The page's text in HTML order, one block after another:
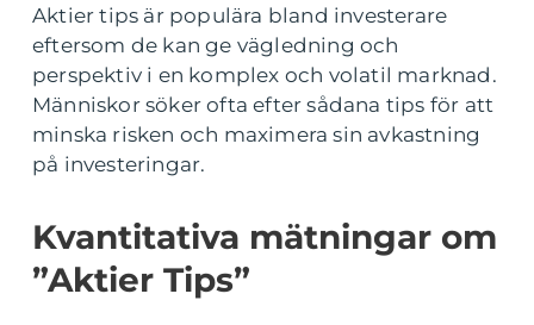
Aktier tips är populära bland investerare
eftersom de kan ge vägledning och
perspektiv i en komplex och volatil marknad.
Människor söker ofta efter sådana tips för att
minska risken och maximera sin avkastning
på investeringar.
Kvantitativa mätningar om
”Aktier Tips”